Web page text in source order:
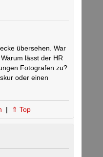
übersehen. War
lässt der HR
Fotografen zu?
oder einen
| ⇑ Top